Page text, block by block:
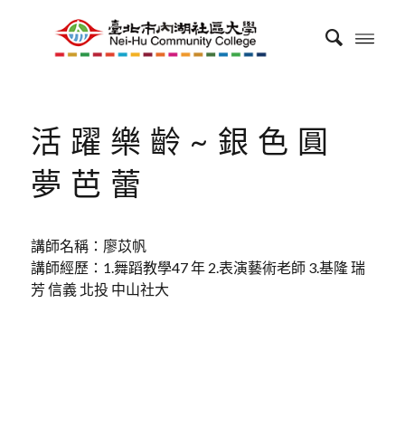
活躍樂齡~銀色圓
夢芭蕾
講師名稱：廖苡帆
講師經歷：1.舞蹈教學47 年 2.表演藝術老師 3.基隆 瑞
芳 信義 北投 中山社大